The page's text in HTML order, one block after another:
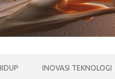
INOVASI TEKNOLOGI